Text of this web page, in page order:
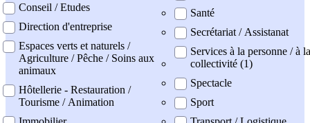
Conseil / Etudes
Direction d'entreprise
Espaces verts et naturels /
Agriculture / Pêche / Soins aux
animaux
Hôtellerie - Restauration /
Tourisme / Animation
Santé
Secrétariat / Assistanat
Services à la personne / à la
collectivité (1)
Spectacle
Sport